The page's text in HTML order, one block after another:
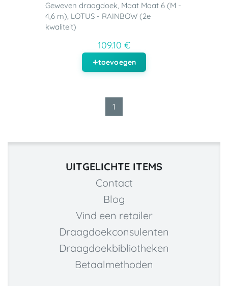
Geweven draagdoek, Maat Maat 6 (M -
4,6 m), LOTUS - RAINBOW (2e
kwaliteit)
109.10 €
toevoegen
1
UITGELICHTE ITEMS
Contact
Blog
Vind een retailer
Draagdoekconsulenten
Draagdoekbibliotheken
Betaalmethoden